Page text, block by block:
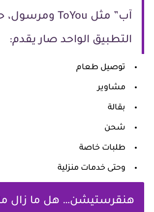
آب” مثل ToYou ومرسول، حيث
التطبيق الواحد صار يقدم:
توصيل طعام
مشاوير
بقالة
شحن
طلبات خاصة
وحتى خدمات منزلية
هنقرستيشن… هل ما زال ملك